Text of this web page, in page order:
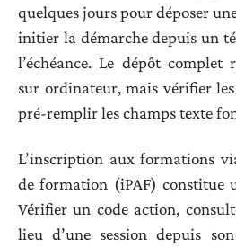
quelques jours pour déposer
initier la démarche depuis un
l’échéance. Le dépôt complet
sur ordinateur, mais vérifier les
pré-remplir les champs texte
L’inscription aux formations
de formation (iPAF) constitue
Vérifier un code action,
lieu d’une session depuis